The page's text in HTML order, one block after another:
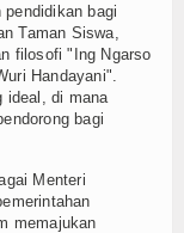
bagi
Taman Siswa,
filosofi "Ing Ngarso
Handayani".
ideal, di mana
bagi
Menteri
memajukan